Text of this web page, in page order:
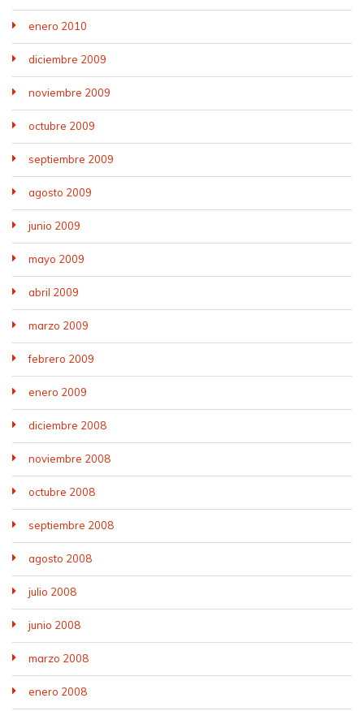
enero 2010
diciembre 2009
noviembre 2009
octubre 2009
septiembre 2009
agosto 2009
junio 2009
mayo 2009
abril 2009
marzo 2009
febrero 2009
enero 2009
diciembre 2008
noviembre 2008
octubre 2008
septiembre 2008
agosto 2008
julio 2008
junio 2008
marzo 2008
enero 2008